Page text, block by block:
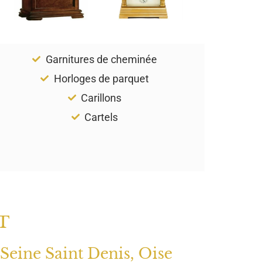
Garnitures de cheminée
Horloges de parquet
Carillons
Cartels
Saint Denis, Oise